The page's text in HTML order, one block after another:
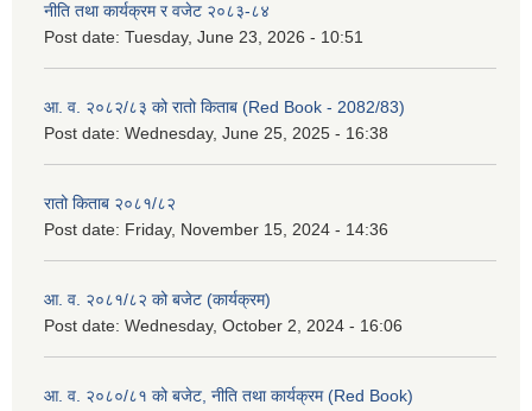
नीति तथा कार्यक्रम र वजेट २०८३-८४
Post date: Tuesday, June 23, 2026 - 10:51
आ. व. २०८२/८३ को रातो किताब (Red Book - 2082/83)
Post date: Wednesday, June 25, 2025 - 16:38
रातो किताब २०८१/८२
Post date: Friday, November 15, 2024 - 14:36
आ. व. २०८१/८२ को बजेट (कार्यक्रम)
Post date: Wednesday, October 2, 2024 - 16:06
आ. व. २०८०/८१ को बजेट, नीति तथा कार्यक्रम (Red Book)